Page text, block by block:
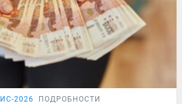
2026 ПОДРОБНОСТИ